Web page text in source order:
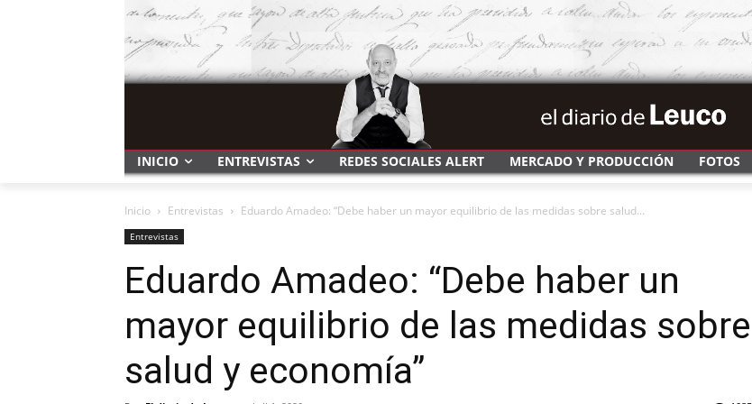
INICIO ENTREVISTAS REDES SOCIALES ALERT MERCADO Y PRODUCCIÓN FOTOS
Inicio Entrevistas Eduardo Amadeo: “Debe haber un mayor equilibrio de las medidas sobre salud...
Entrevistas
Eduardo Amadeo: “Debe haber un
mayor equilibrio de las medidas sobre
salud y economía”